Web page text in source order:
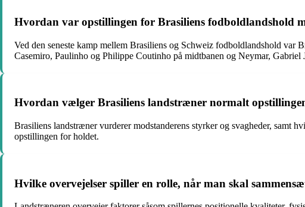
Hvordan var opstillingen for Brasiliens fodboldlandshold
Ved den seneste kamp mellem Brasiliens og Schweiz fodboldlandshold
Casemiro, Paulinho og Philippe Coutinho på midtbanen og Neymar, Gabriel
Hvordan vælger Brasiliens landstræner normalt
Brasiliens landstræner vurderer modstanderens styrker og svagheder, samt
opstillingen for holdet.
Hvilke overvejelser spiller en rolle, når man skal